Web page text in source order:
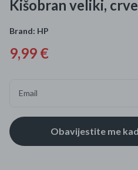
Kišobran veliki,
Brand: HP
9,99 €
Email